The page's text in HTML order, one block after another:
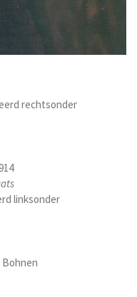
rechtsonder
linksonder
Bohnen